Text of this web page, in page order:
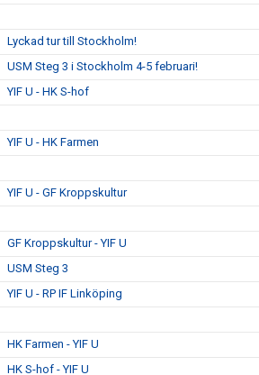
Lyckad tur till Stockholm!
USM Steg 3 i Stockholm 4-5 februari!
YIF U - HK S-hof
YIF U - HK Farmen
YIF U - GF Kroppskultur
GF Kroppskultur - YIF U
USM Steg 3
YIF U - RP IF Linköping
HK Farmen - YIF U
HK S-hof - YIF U